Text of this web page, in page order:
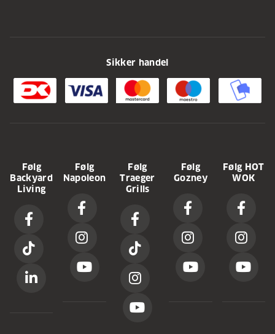
Sikker handel
Følg
Backyard
Living
Følg
Napoleon
Følg
Traeger
Grills
Følg
Gozney
Følg HOT
WOK